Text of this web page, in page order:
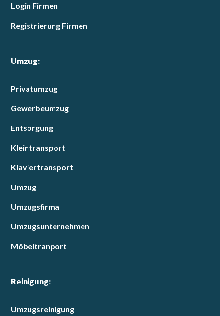
Login Firmen
Registrierung Firmen
Umzug:
Privatumzug
Gewerbeumzug
Entsorgung
Kleintransport
Klaviertransport
Umzug
Umzugsfirma
Umzugsunternehmen
Möbeltranport
Reinigung:
Umzugsreinigung